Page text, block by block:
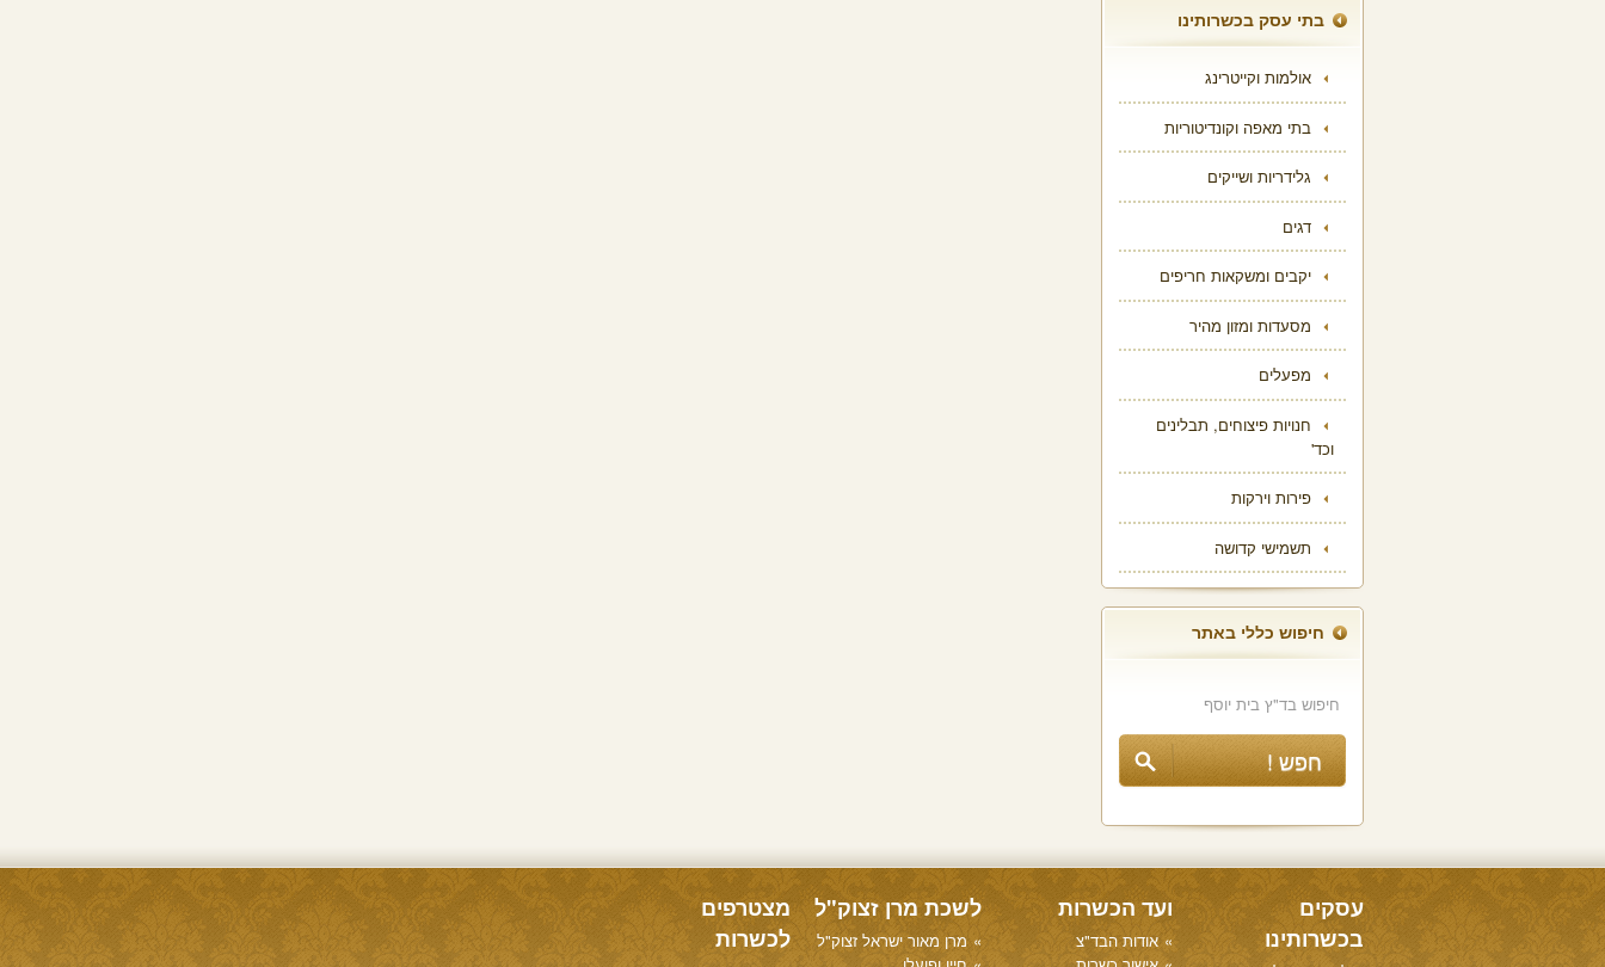
בתי עסק בכשרותינו
אולמות וקייטרינג
בתי מאפה וקונדיטוריות
גלידריות ושייקים
דגים
יקבים ומשקאות חריפים
מסעדות ומזון מהיר
מפעלים
חנויות פיצוחים, תבלינים
וכד'
פירות וירקות
תשמישי קדושה
חיפוש כללי באתר
עסקים
בכשרותינו
ועד הכשרות
אודות הבד"צ
לשכת מרן זצוק"ל
מרן מאור ישראל זצוק"ל
מצטרפים
לכשרות